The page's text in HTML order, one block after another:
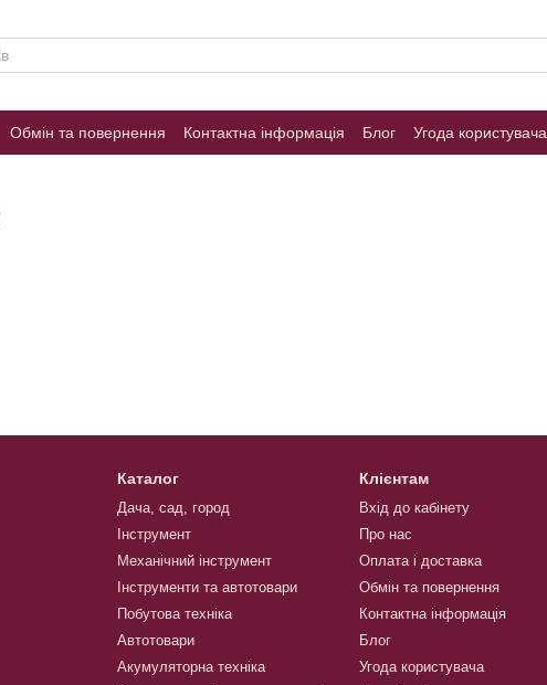
Обмін та повернення Контактна інформація Блог Угода користувача
Каталог
Дача, сад, город
Інструмент
Механічний інструмент
Інструменти та автотовари
Побутова техніка
Автотовари
Акумуляторна техніка
Клієнтам
Вхід до кабінету
Про нас
Оплата і доставка
Обмін та повернення
Контактна інформація
Блог
Угода користувача